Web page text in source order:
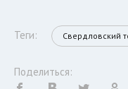
Теги: Свердловский
Поделиться: